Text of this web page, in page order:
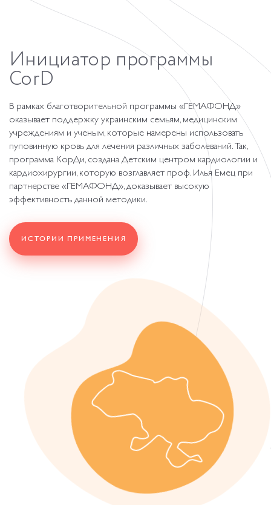
Инициатор программы
CorD
В рамках благотворительной программы «ГЕМАФОНД»
оказывает поддержку украинским семьям, медицинским
учреждениям и ученым, которые намерены использовать
пуповинную кровь для лечения различных заболеваний. Так,
программа КорДи, создана Детским центром кардиологии и
кардиохирургии, которую возглавляет проф. Илья Емец при
партнерстве «ГЕМАФОНД», доказывает высокую
эффективность данной методики.
ИСТОРИИ ПРИМЕНЕНИЯ